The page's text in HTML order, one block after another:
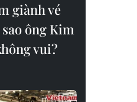
giành vé
ông Kim
vui?